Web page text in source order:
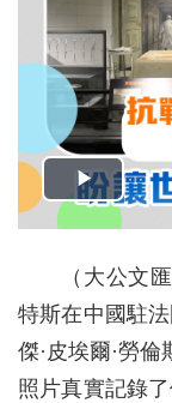
（大公文
特斯在中國駐
傑·皮埃爾·勞
照片真實記錄